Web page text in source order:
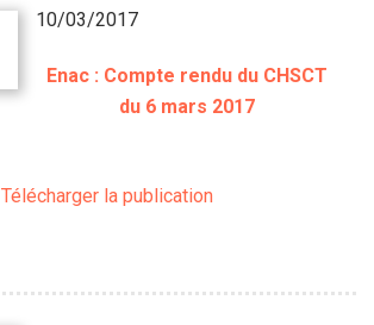
10/03/2017
Enac : Compte rendu du CHSCT
du 6 mars 2017
Télécharger la publication